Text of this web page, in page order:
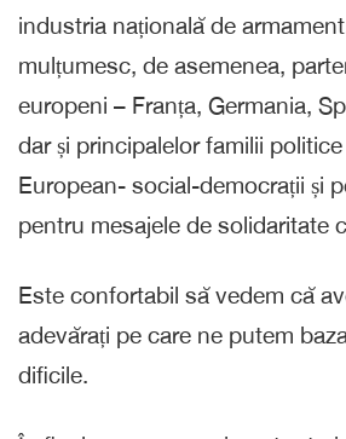
industria națională de
mulțumesc, de asemenea,
europeni – Franța, Germania,
dar și principalelor familii
European- social-democrații și
pentru mesajele de solidaritate
Este confortabil să vedem că
adevărați pe care ne putem
dificile.